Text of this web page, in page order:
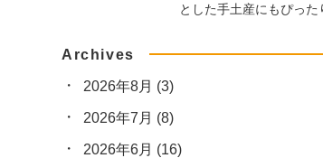
とした手土産にもぴった
Archives
2026年8月 (3)
2026年7月 (8)
2026年6月 (16)